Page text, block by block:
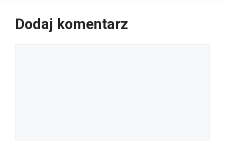
Dodaj komentarz